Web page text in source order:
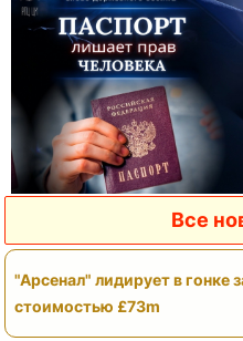
Все
"Арсенал" лидирует в гонке
стоимостью £73m